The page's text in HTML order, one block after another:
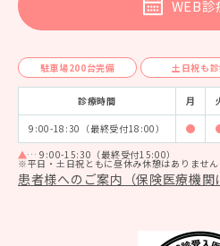
WEB
駐車場200台完備 土日祝も
診療時間 月
9:00-18:30（最終受付18:00）
… 9:00-15:30（最終受付15:00）
※平日・土日祝ともに昼休み休憩はありません
患者様へのご案内（保険医療機関